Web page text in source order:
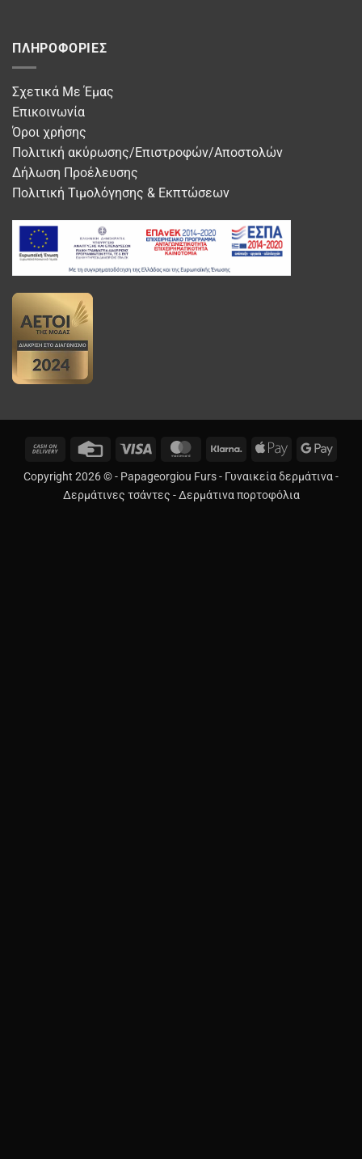
ΠΛΗΡΟΦΟΡΊΕΣ
Σχετικά Με Έμας
Επικοινωνία
Όροι χρήσης
Πολιτική ακύρωσης/Επιστροφών/Αποστολών
Δήλωση Προέλευσης
Πολιτική Τιμολόγησης & Εκπτώσεων
Cash
Delivery
Credit
Visa MasterCardKlarna
Apple
Copyright 2026 © - Papageorgiou Furs- Γυναικεία δερμάτινα-
Δερμάτινες τσάντες -Δερμάτινα πορτοφόλια